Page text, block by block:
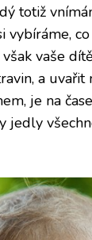
totiž
vybíráme,
vaše
a uvařit
je na
jedly